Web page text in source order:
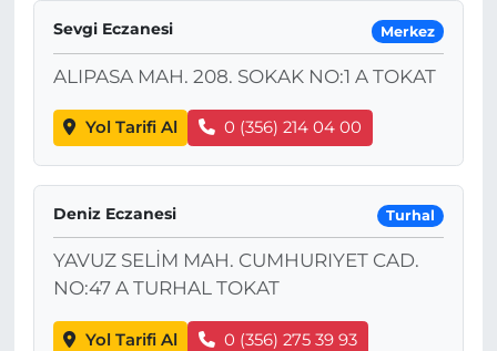
Sevgi Eczanesi Merkez
ALIPASA MAH. 208. SOKAK NO:1 A TOKAT
Yol Tarifi Al 0 (356) 214 04 00
Deniz Eczanesi Turhal
YAVUZ SELİM MAH. CUMHURIYET CAD.
NO:47 A TURHAL TOKAT
Yol Tarifi Al 0 (356) 275 39 93